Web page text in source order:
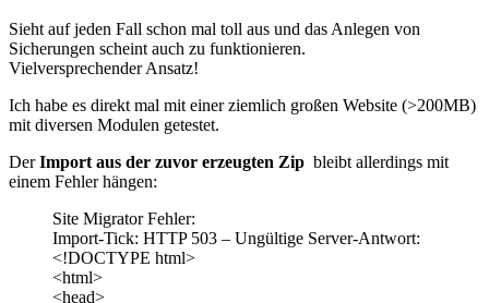
Sieht auf jeden Fall schon mal toll aus und das Anlegen von
Sicherungen scheint auch zu funktionieren.
Vielversprechender Ansatz!
Ich habe es direkt mal mit einer ziemlich großen Website (>200MB)
mit diversen Modulen getestet.
DerImport aus der zuvor erzeugten Zip bleibt allerdings mit
einem Fehler hängen:
Site Migrator Fehler:
Import-Tick: HTTP 503 – Ungültige Server-Antwort:
<!DOCTYPE html>
<html>
<head>